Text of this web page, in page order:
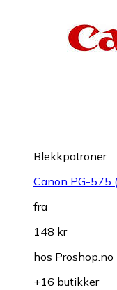
Blekkpatroner
Canon PG-575
fra
148 kr
hos Proshop.no
+16 butikker